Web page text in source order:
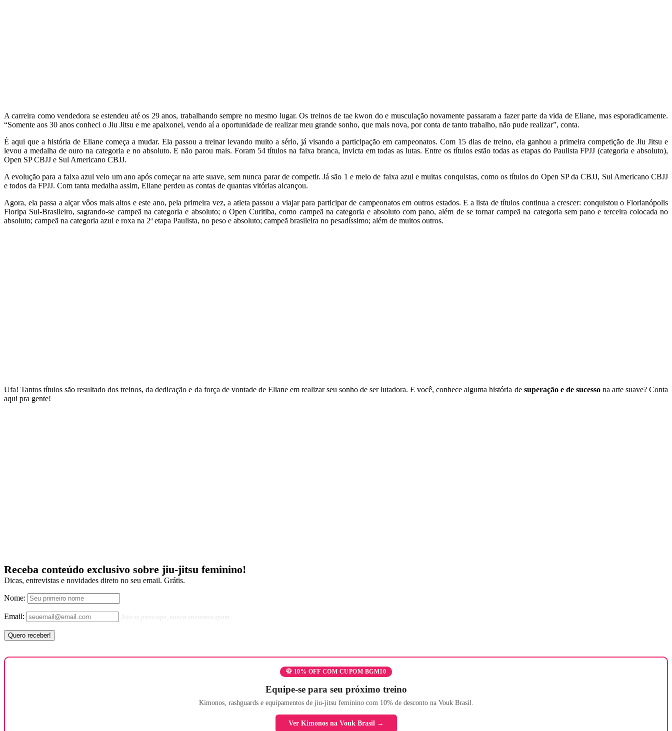
A carreira como vendedora se estendeu até os 29 anos, trabalhando sempre no mesmo lugar. Os treinos de tae kwon do e musculação novamente passaram a fazer parte da vida de Eliane, mas esporadicamente.
“Somente aos 30 anos conheci o Jiu Jitsu e me apaixonei, vendo aí a oportunidade de realizar meu grande sonho, que mais nova, por conta de tanto trabalho, não pude realizar”, conta.
É aqui que a história de Eliane começa a mudar. Ela passou a treinar levando muito a sério, já visando a participação em campeonatos. Com 15 dias de treino, ela ganhou a primeira competição de Jiu Jitsu e
levou a medalha de ouro na categoria e no absoluto. E não parou mais. Foram 54 títulos na faixa branca, invicta em todas as lutas. Entre os títulos estão todas as etapas do Paulista FPJJ (categoria e absoluto),
Open SP CBJJ e Sul Americano CBJJ.
A evolução para a faixa azul veio um ano após começar na arte suave, sem nunca parar de competir. Já são 1 e meio de faixa azul e muitas conquistas, como os títulos do Open SP da CBJJ, Sul Americano CBJJ
e todos da FPJJ. Com tanta medalha assim, Eliane perdeu as contas de quantas vitórias alcançou.
Agora, ela passa a alçar vôos mais altos e este ano, pela primeira vez, a atleta passou a viajar para participar de campeonatos em outros estados. E a lista de títulos continua a crescer: conquistou o Florianópolis
Floripa Sul-Brasileiro, sagrando-se campeã na categoria e absoluto; o Open Curitiba, como campeã na categoria e absoluto com pano, além de se tornar campeã na categoria sem pano e terceira colocada no
absoluto; campeã na categoria azul e roxa na 2ª etapa Paulista, no peso e absoluto; campeã brasileira no pesadíssimo; além de muitos outros.
Ufa! Tantos títulos são resultado dos treinos, da dedicação e da força de vontade de Eliane em realizar seu sonho de ser lutadora. E você, conhece alguma história de superação e de sucessona arte suave? Conta
aqui pra gente!
Receba conteúdo exclusivo sobre jiu-jitsu feminino!
Dicas, entrevistas e novidades direto no seu email. Grátis.
Nome:
Email: Não se preocupe, nunca enviamos spam
🥋 10% OFF COM CUPOM BGM10
Equipe-se para seu próximo treino
Kimonos, rashguards e equipamentos de jiu-jitsu feminino com 10% de desconto na Vouk Brasil.
Ver Kimonos na Vouk Brasil →